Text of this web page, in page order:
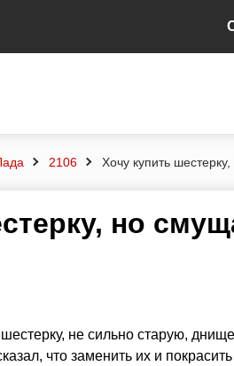
2106 Хочу купить
но
не сильно старую,
что заменить их и